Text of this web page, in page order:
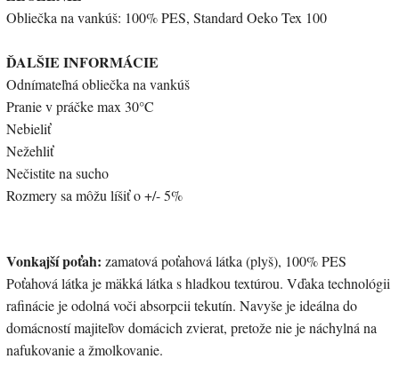
Obliečka na vankúš: 100% PES, Standard Oeko Tex 100
ĎALŠIE INFORMÁCIE
Odnímateľná obliečka na vankúš
Pranie v práčke max 30°C
Nebieliť
Nežehliť
Nečistite na sucho
Rozmery sa môžu líšiť o +/- 5%
Vonkajší poťah: zamatová poťahová látka (plyš), 100% PES
Poťahová látka je mäkká látka s hladkou textúrou. Vďaka technológii
rafinácie je odolná voči absorpcii tekutín. Navyše je ideálna do
domácností majiteľov domácich zvierat, pretože nie je náchylná na
nafukovanie a žmolkovanie.